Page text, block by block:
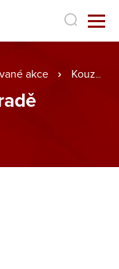
akce Kouzelník v naší zahradě